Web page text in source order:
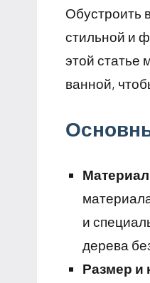
Обустроить
стильной и
этой статье
ванной,
и
дерева
Размер и